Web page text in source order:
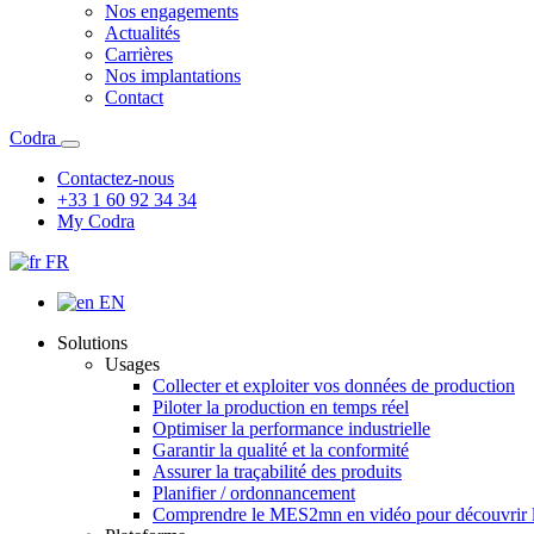
Nos engagements
Actualités
Carrières
Nos implantations
Contact
Codra
Contactez-nous
+33 1 60 92 34 34
My Codra
FR
EN
Solutions
Usages
Collecter et exploiter vos données de production
Piloter la production en temps réel
Optimiser la performance industrielle
Garantir la qualité et la conformité
Assurer la traçabilité des produits
Planifier / ordonnancement
Comprendre le MES2mn en vidéo pour découvrir